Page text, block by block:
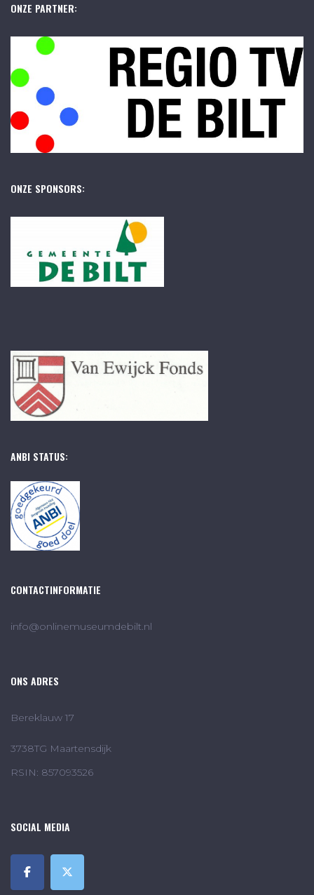
ONZE PARTNER:
ONZE SPONSORS:
ANBI STATUS:
CONTACTINFORMATIE
info@onlinemuseumdebilt.nl
ONS ADRES
Bereklauw 17
3738TG Maartensdijk
RSIN: 857093526
SOCIAL MEDIA